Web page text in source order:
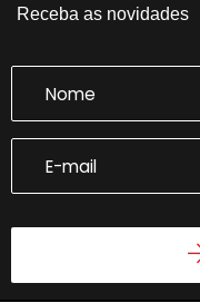
Receba as novidades